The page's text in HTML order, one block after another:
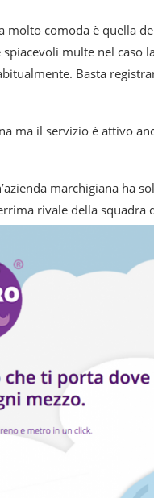
molto comoda è quella
spiacevoli multe nel caso
Basta
ma il servizio è attivo
marchigiana ha
rivale della squadra